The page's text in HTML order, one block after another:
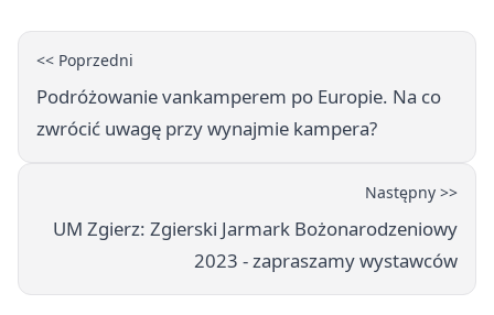
<< Poprzedni
Podróżowanie vankamperem po Europie. Na co
zwrócić uwagę przy wynajmie kampera?
Następny >>
UM Zgierz: Zgierski Jarmark Bożonarodzeniowy
2023 - zapraszamy wystawców